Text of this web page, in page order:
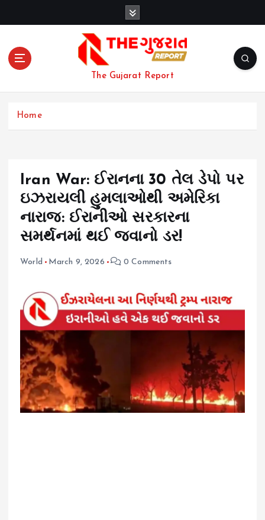
The Gujarat Report
Home
Iran War: ઈરાનના 30 તેલ ડેપો પર
ઇઝરાયલી હુમલાઓથી અમેરિકા
નારાજ: ઈરાનીઓ સરકારના
સમર્થનમાં થઈ જવાનો ડર!
World March 9, 2026 0 Comments